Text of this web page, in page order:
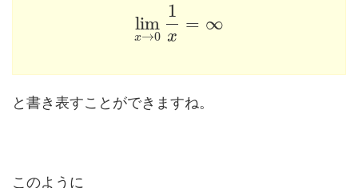
lim
x→0
1
x
= ∞
と書き表すことができますね。
このように